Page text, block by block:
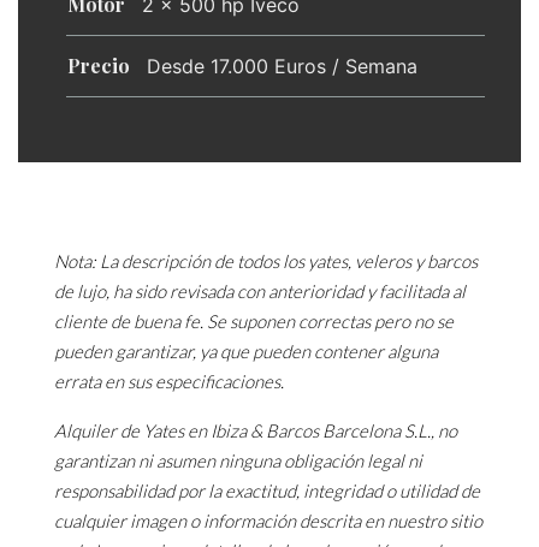
2 x 500 hp Iveco
Precio Desde 17.000 Euros / Semana
Nota: La descripción de todos los yates, veleros y barcos
de lujo, ha sido revisada con anterioridad y facilitada al
cliente de buena fe. Se suponen correctas pero no se
pueden garantizar, ya que pueden contener alguna
errata en sus especificaciones.
Alquiler de Yates en Ibiza & Barcos Barcelona S.L., no
garantizan ni asumen ninguna obligación legal ni
responsabilidad por la exactitud, integridad o utilidad de
cualquier imagen o información descrita en nuestro sitio